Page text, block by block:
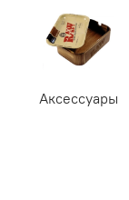
Аксессуары